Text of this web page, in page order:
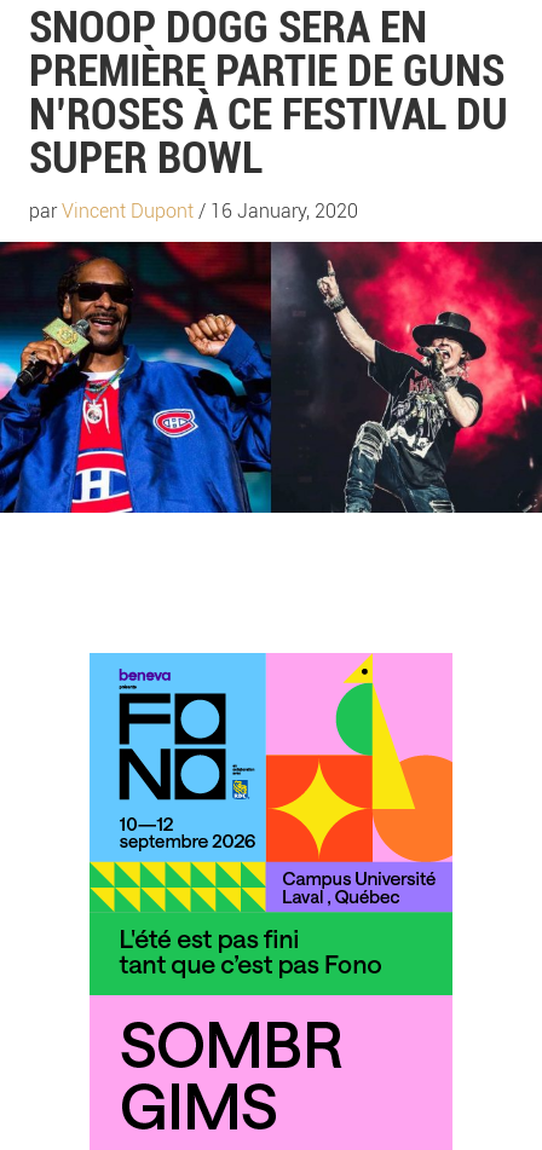
SNOOP DOGG SERA EN
PREMIÈRE PARTIE DE GUNS
N’ROSES À CE FESTIVAL DU
SUPER BOWL
parVincent Dupont / 16 January, 2020